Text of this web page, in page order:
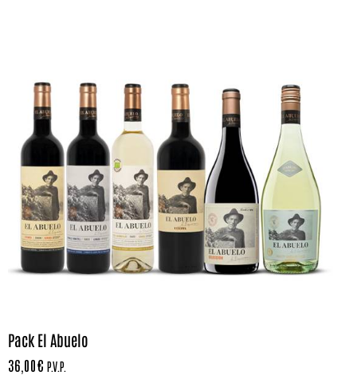
Pack El Abuelo
36,00€ P.V.P.